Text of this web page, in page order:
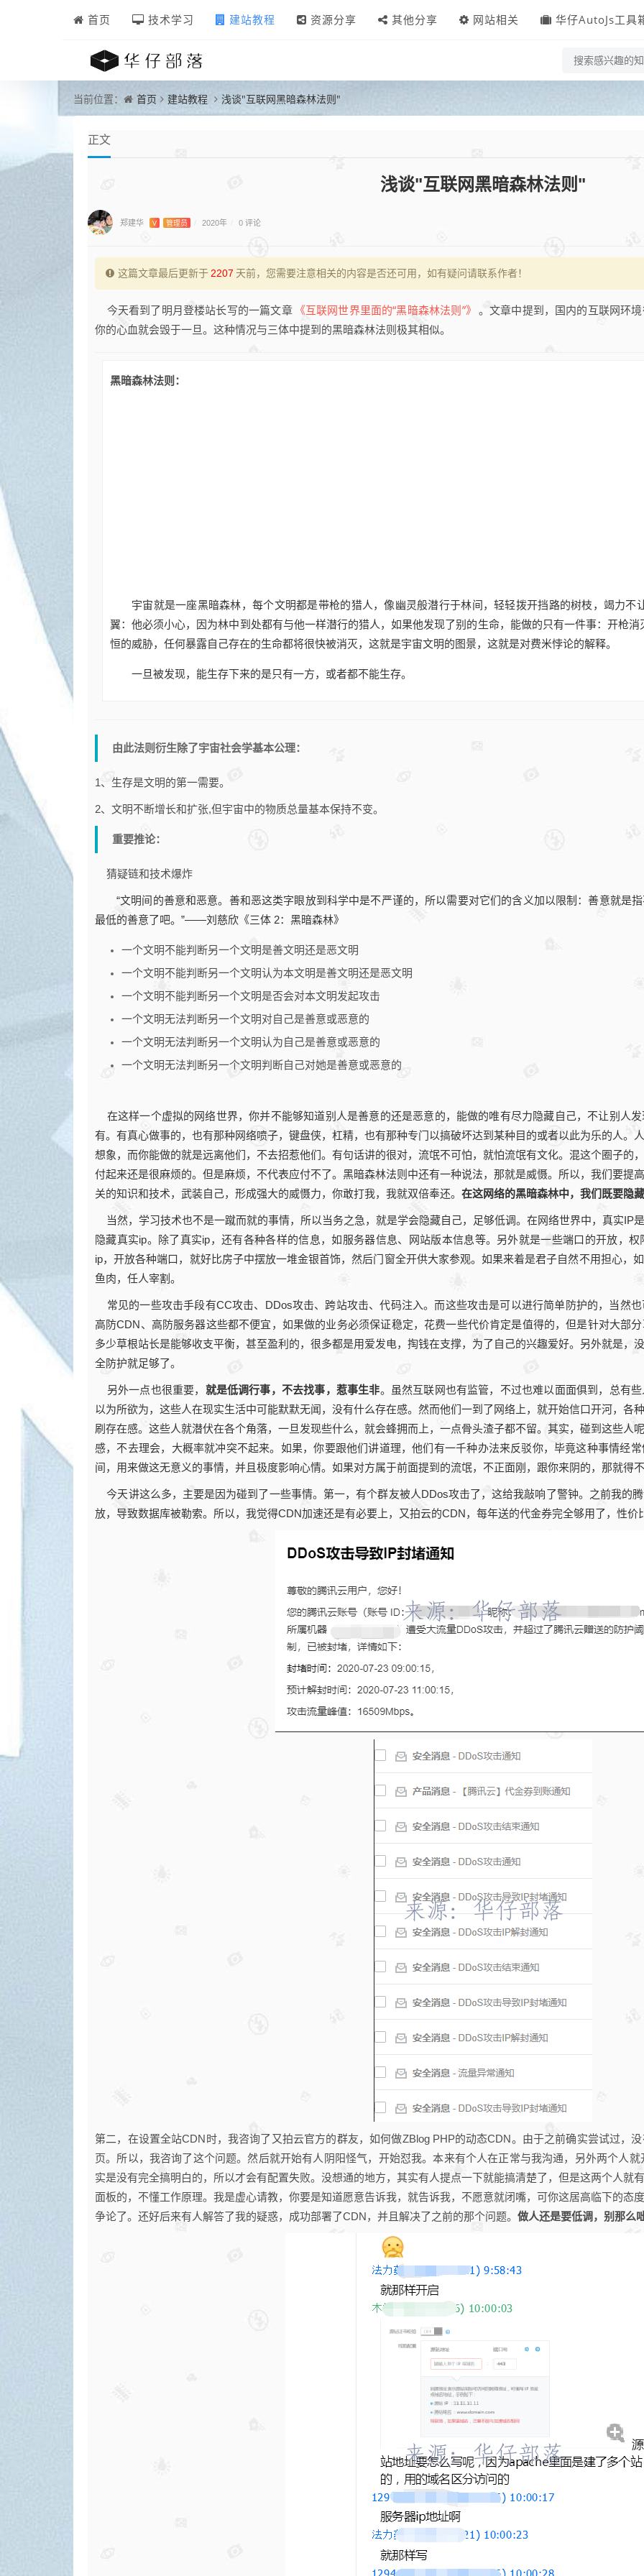
首页 技术学习 建站教程 资源分享 其他分享 网站相关 华仔AutoJs工具
当前位置： 首页 建站教程 浅谈"互联网黑暗森林法则"
正文
浅谈"互联网黑暗森林法则"
郑建华 V 管理员 2020年 0 评论
这篇文章最后更新于 2207 天前，您需要注意相关的内容是否还可用，如有疑问请联系作者！
今天看到了明月登楼站长写的一篇文章 《互联网世界里面的“黑暗森林法则”》
。文章中提到，国内的互联网环
你的心血就会毁于一旦。这种情况与三体中提到的黑暗森林法则极其相似。
黑暗森林法则：
宇宙就是一座黑暗森林，每个文明都是带枪的猎人，像幽灵般潜行于林间，轻轻拨开挡路的树枝，竭力不
翼：他必须小心，因为林中到处都有与他一样潜行的猎人，如果他发现了别的生命，能做的只有一件事：开枪
恒的威胁，任何暴露自己存在的生命都将很快被消灭，这就是宇宙文明的图景，这就是对费米悖论的解释。
一旦被发现，能生存下来的是只有一方，或者都不能生存。
由此法则衍生除了宇宙社会学基本公理：
1、生存是文明的第一需要。
2、文明不断增长和扩张,但宇宙中的物质总量基本保持不变。
重要推论：
猜疑链和技术爆炸
“文明间的善意和恶意。善和恶这类字眼放到科学中是不严谨的，所以需要对它们的含义加以限制：善意就是
最低的善意了吧。”——刘慈欣《三体 2：黑暗森林》
一个文明不能判断另一个文明是善文明还是恶文明
一个文明不能判断另一个文明认为本文明是善文明还是恶文明
一个文明不能判断另一个文明是否会对本文明发起攻击
一个文明无法判断另一个文明对自己是善意或恶意的
一个文明无法判断另一个文明认为自己是善意或恶意的
一个文明无法判断另一个文明判断自己对她是善意或恶意的
在这样一个虚拟的网络世界，你并不能够知道别人是善意的还是恶意的，能做的唯有尽力隐藏自己，不让别人
有。有真心做事的，也有那种网络喷子，键盘侠，杠精，也有那种专门以搞破坏达到某种目的或者以此为乐的人。
想象，而你能做的就是远离他们，不去招惹他们。有句话讲的很对，流氓不可怕，就怕流氓有文化。混这个圈子的
付起来还是很麻烦的。但是麻烦，不代表应付不了。黑暗森林法则中还有一种说法，那就是威慑。所以，我们要提
关的知识和技术，武装自己，形成强大的威慑力，你敢打我，我就双倍奉还。 在这网络的黑暗森林中，我们既要隐
当然，学习技术也不是一蹴而就的事情，所以当务之急，就是学会隐藏自己，足够低调。在网络世界中，真实IP
隐藏真实ip。除了真实ip，还有各种各样的信息，如服务器信息、网站版本信息等。另外就是一些端口的开放，
ip，开放各种端口，就好比房子中摆放一堆金银首饰，然后门窗全开供大家参观。如果来着是君子自然不用担心，
鱼肉，任人宰割。
常见的一些攻击手段有CC攻击、DDos攻击、跨站攻击、代码注入。而这些攻击是可以进行简单防护的，当然
高防CDN、高防服务器这些都不便宜，如果做的业务必须保证稳定，花费一些代价肯定是值得的，但是针对大部
多少草根站长是能够收支平衡，甚至盈利的，很多都是用爱发电，掏钱在支撑，为了自己的兴趣爱好。另外就是，
全防护就足够了。
另外一点也很重要， 就是低调行事，不去找事，惹事生非。虽然互联网也有监管，不过也难以面面俱到，总有
以为所欲为，这些人在现实生活中可能默默无闻，没有什么存在感。然而他们一到了网络上，就开始信口开河，各
刷存在感。这些人就潜伏在各个角落，一旦发现些什么，就会蜂拥而上，一点骨头渣子都不留。其实，碰到这些人
感，不去理会，大概率就冲突不起来。如果，你要跟他们讲道理，他们有一千种办法来反驳你，毕竟这种事情经
间，用来做这无意义的事情，并且极度影响心情。如果对方属于前面提到的流氓，不正面刚，跟你来阴的，那就得
今天讲这么多，主要是因为碰到了一些事情。第一，有个群友被人DDos攻击了，这给我敲响了警钟。之前我的
放，导致数据库被勒索。所以，我觉得CDN加速还是有必要上，又拍云的CDN，每年送的代金券完全够用了，性价
第二，在设置全站CDN时，我咨询了又拍云官方的群友，如何做ZBlog PHP的动态CDN。由于之前确实尝试过，
页。所以，我咨询了这个问题。然后就开始有人阴阳怪气，开始怼我。本来有个人在正常与我沟通，另外两个人
实是没有完全搞明白的，所以才会有配置失败。没想通的地方，其实有人提点一下就能搞清楚了，但是这两个人就
面板的，不懂工作原理。我是虚心请教，你要是知道愿意告诉我，就告诉我，不愿意就闭嘴，可你这居高临下的态
争论了。还好后来有人解答了我的疑惑，成功部署了CDN，并且解决了之前的那个问题。 做人还是要低调，别那么